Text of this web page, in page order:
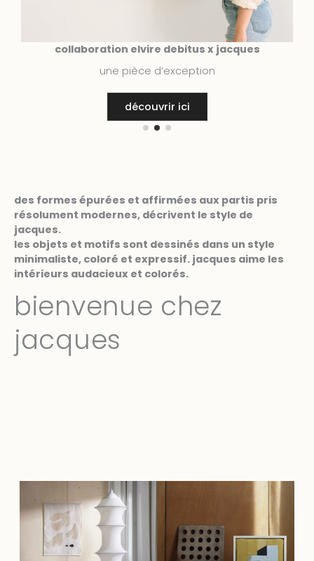
collaboration elvire debitus x jacques
une pièce d’exception
découvrir ici
des formes épurées et affirmées aux partis pris
résolument modernes, décrivent le style de
jacques.
les objets et motifs sont dessinés dans un style
minimaliste, coloré et expressif. jacques aime les
intérieurs audacieux et colorés.
bienvenue chez
jacques